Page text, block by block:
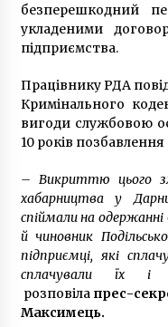
безперешкодний
укладеними
підприємства.
Працівнику РДА
Кримінального
вигоди службовою
10 років позбавлення
– Викриттю цього
хабарництва у
спіймали на
й чиновник
підприємці, які
сплачували їх і
розповілапрес-
Максимець.